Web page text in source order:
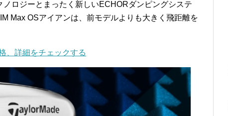
ロジーとまったく新しいECHORダンピングシステ
Max OSアイアンは、前モデルよりも大きく飛距離を
、詳細をチェックする